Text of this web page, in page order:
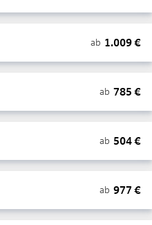
ab 1.009€
ab 785 €
ab 504€
ab 977 €